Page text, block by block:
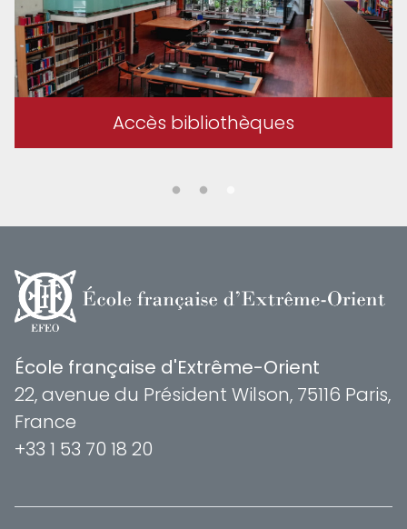
Master Études Asiatiques
École française d'Extrême-Orient
22, avenue du Président Wilson, 75116 Paris,
France
+33 1 53 70 18 20